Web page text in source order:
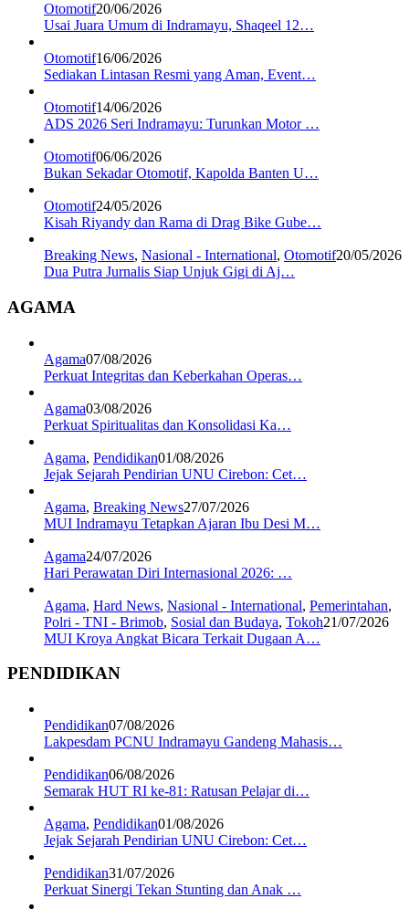
Otomotif20/06/2026
Usai Juara Umum di Indramayu, Shaqeel 12…
Otomotif16/06/2026
Sediakan Lintasan Resmi yang Aman, Event…
Otomotif14/06/2026
ADS 2026 Seri Indramayu: Turunkan Motor …
Otomotif06/06/2026
Bukan Sekadar Otomotif, Kapolda Banten U…
Otomotif24/05/2026
Kisah Riyandy dan Rama di Drag Bike Gube…
Breaking News, Nasional - International, Otomotif20/05/2026
Dua Putra Jurnalis Siap Unjuk Gigi di Aj…
AGAMA
Agama07/08/2026
Perkuat Integritas dan Keberkahan Operas…
Agama03/08/2026
Perkuat Spiritualitas dan Konsolidasi Ka…
Agama, Pendidikan01/08/2026
Jejak Sejarah Pendirian UNU Cirebon: Cet…
Agama, Breaking News27/07/2026
MUI Indramayu Tetapkan Ajaran Ibu Desi M…
Agama24/07/2026
Hari Perawatan Diri Internasional 2026: …
Agama, Hard News, Nasional - International, Pemerintahan,
Polri - TNI - Brimob, Sosial dan Budaya, Tokoh21/07/2026
MUI Kroya Angkat Bicara Terkait Dugaan A…
PENDIDIKAN
Pendidikan07/08/2026
Lakpesdam PCNU Indramayu Gandeng Mahasis…
Pendidikan06/08/2026
Semarak HUT RI ke-81: Ratusan Pelajar di…
Agama, Pendidikan01/08/2026
Jejak Sejarah Pendirian UNU Cirebon: Cet…
Pendidikan31/07/2026
Perkuat Sinergi Tekan Stunting dan Anak …